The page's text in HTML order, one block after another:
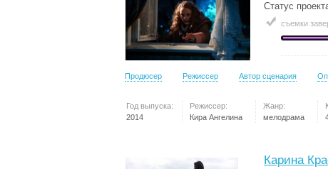
Статус
съемки
Продюсер Режиссер Автор сценария
Год выпуска:
2014
Режиссер:
Кира Ангелина
Жанр:
мелодрама
Карина